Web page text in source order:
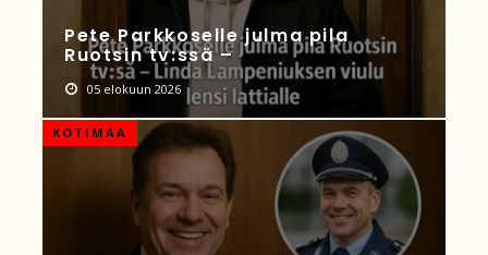
Pete Parkkoselle julma pila
Ruotsin tv:ssä –
05 elokuun 2026
KOTIMAA